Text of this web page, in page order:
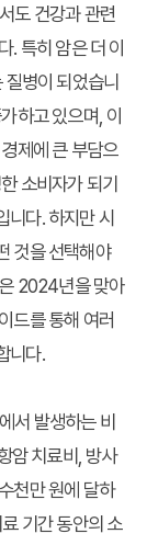
도 건강과 관련
. 특히 암은 더 이
병이 되었습니
하고 있으며, 이
제에 큰 부담으
소비자가 되기
다. 하지만 시
것을 선택해야
2024년을 맞아
드를 통해 여러
니다.
서 발생하는 비
암 치료비, 방사
천만 원에 달하
기간 동안의 소